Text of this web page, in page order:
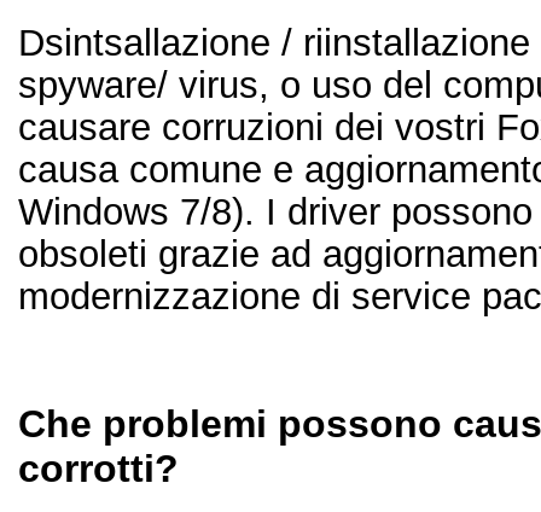
Dsintsallazione /
spyware/ virus, o uso del
causare corruzioni dei vostri
causa comune e
Windows 7/8). I driver
obsoleti grazie ad
modernizzazione di service
Che problemi possono
corrotti?